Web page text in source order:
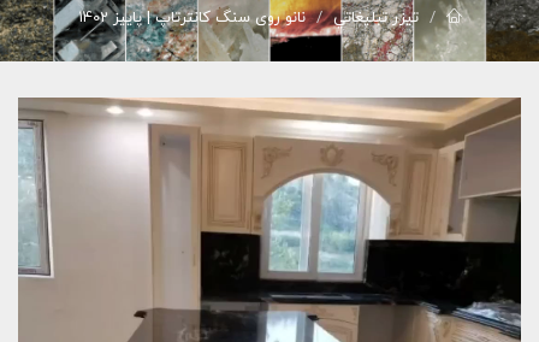
تيزر تبليغاتي نانو روی سنگ کانترتاپ | پاییز 1402